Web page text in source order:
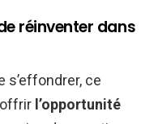
réinventer dans
s’effondrer, ce
l’opportunité